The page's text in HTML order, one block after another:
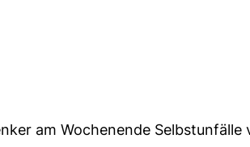
am Wochenende Selbstunfälle